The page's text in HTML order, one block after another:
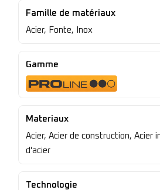
Famille de matériaux
Acier, Fonte, Inox
Gamme
Materiaux
Acier, Acier de construction, Acier
d'acier
Technologie